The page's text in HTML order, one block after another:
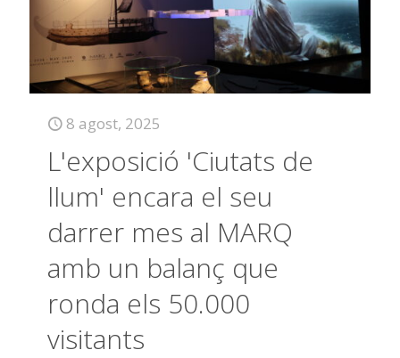
8 agost, 2025
L'exposició 'Ciutats de
llum' encara el seu
darrer mes al MARQ
amb un balanç que
ronda els 50.000
visitants